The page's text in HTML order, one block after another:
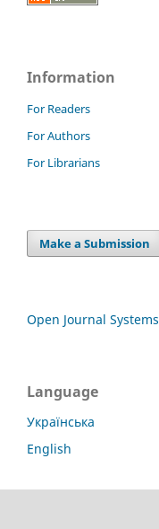
Information
For Readers
For Authors
For Librarians
Make a Submission
Open Journal Systems
Language
Українська
English